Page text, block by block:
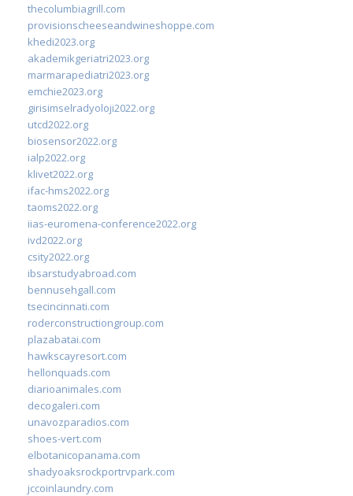
thecolumbiagrill.com
provisionscheeseandwineshoppe.com
khedi2023.org
akademikgeriatri2023.org
marmarapediatri2023.org
emchie2023.org
girisimselradyoloji2022.org
utcd2022.org
biosensor2022.org
ialp2022.org
klivet2022.org
ifac-hms2022.org
taoms2022.org
iias-euromena-conference2022.org
ivd2022.org
csity2022.org
ibsarstudyabroad.com
bennusehgall.com
tsecincinnati.com
roderconstructiongroup.com
plazabatai.com
hawkscayresort.com
hellonquads.com
diarioanimales.com
decogaleri.com
unavozparadios.com
shoes-vert.com
elbotanicopanama.com
shadyoaksrockportrvpark.com
jccoinlaundry.com